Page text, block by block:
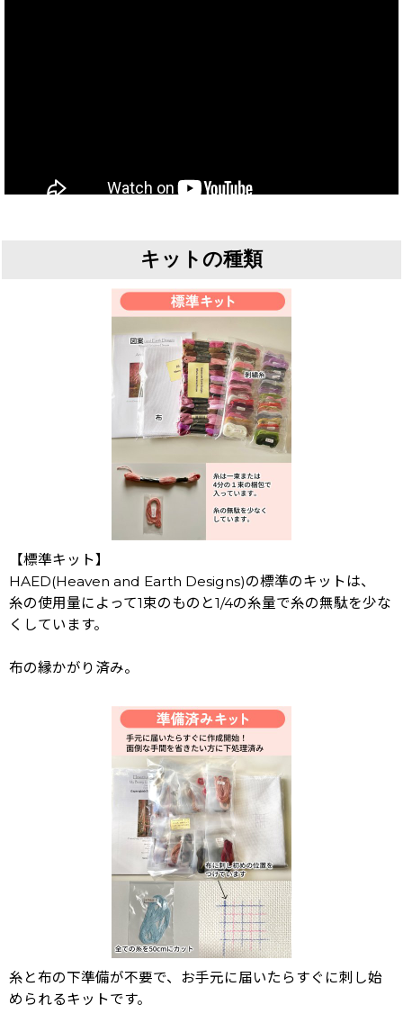
キットの種類
【標準キット】
HAED(Heaven and Earth Designs)の標準のキットは、
糸の使用量によって1束のものと1/4の糸量で糸の無駄を少な
くしています。
布の縁かがり済み。
糸と布の下準備が不要で、お手元に届いたらすぐに刺し始
められるキットです。